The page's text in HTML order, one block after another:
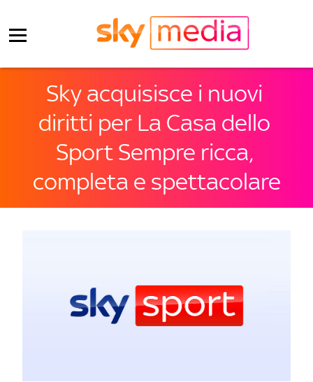
Sky acquisisce i nuovi
diritti per La Casa dello
Sport Sempre ricca,
completa e spettacolare